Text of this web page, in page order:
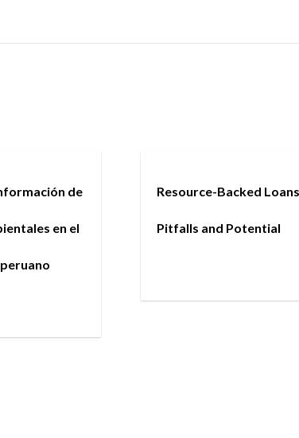
de
en el
Resource-Backed
Pitfalls and Potential